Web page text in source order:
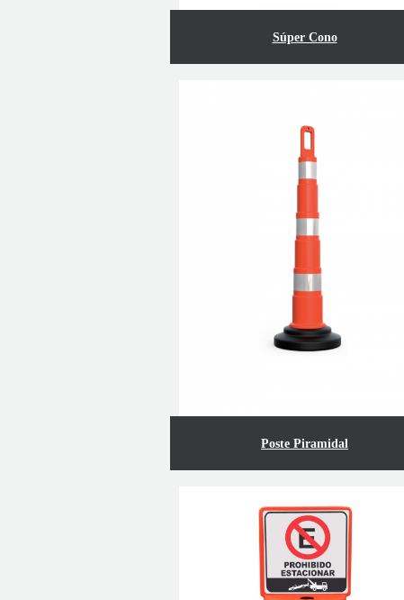
Súper Cono
Poste Piramidal